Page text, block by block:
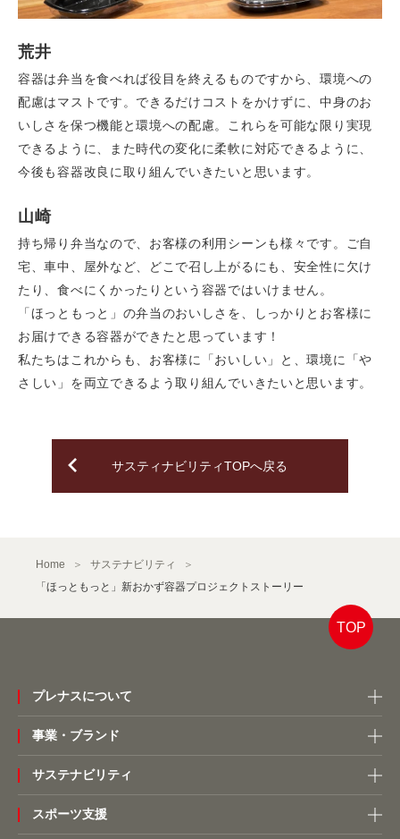
荒井
容器は弁当を食べれば役目を終えるものですから、環境への
配慮はマストです。できるだけコストをかけずに、中身のお
いしさを保つ機能と環境への配慮。これらを可能な限り実現
できるように、また時代の変化に柔軟に対応できるように、
今後も容器改良に取り組んでいきたいと思います。
山崎
持ち帰り弁当なので、お客様の利用シーンも様々です。ご自
宅、車中、屋外など、どこで召し上がるにも、安全性に欠け
たり、食べにくかったりという容器ではいけません。
「ほっともっと」の弁当のおいしさを、しっかりとお客様に
お届けできる容器ができたと思っています！
私たちはこれからも、お客様に「おいしい」と、環境に「や
さしい」を両立できるよう取り組んでいきたいと思います。
サスティナビリティTOPへ戻る
Home
サステナビリティ
「ほっともっと」新おかず容器プロジェクトストーリー
TOP
プレナスについて
事業・ブランド
サステナビリティ
スポーツ支援